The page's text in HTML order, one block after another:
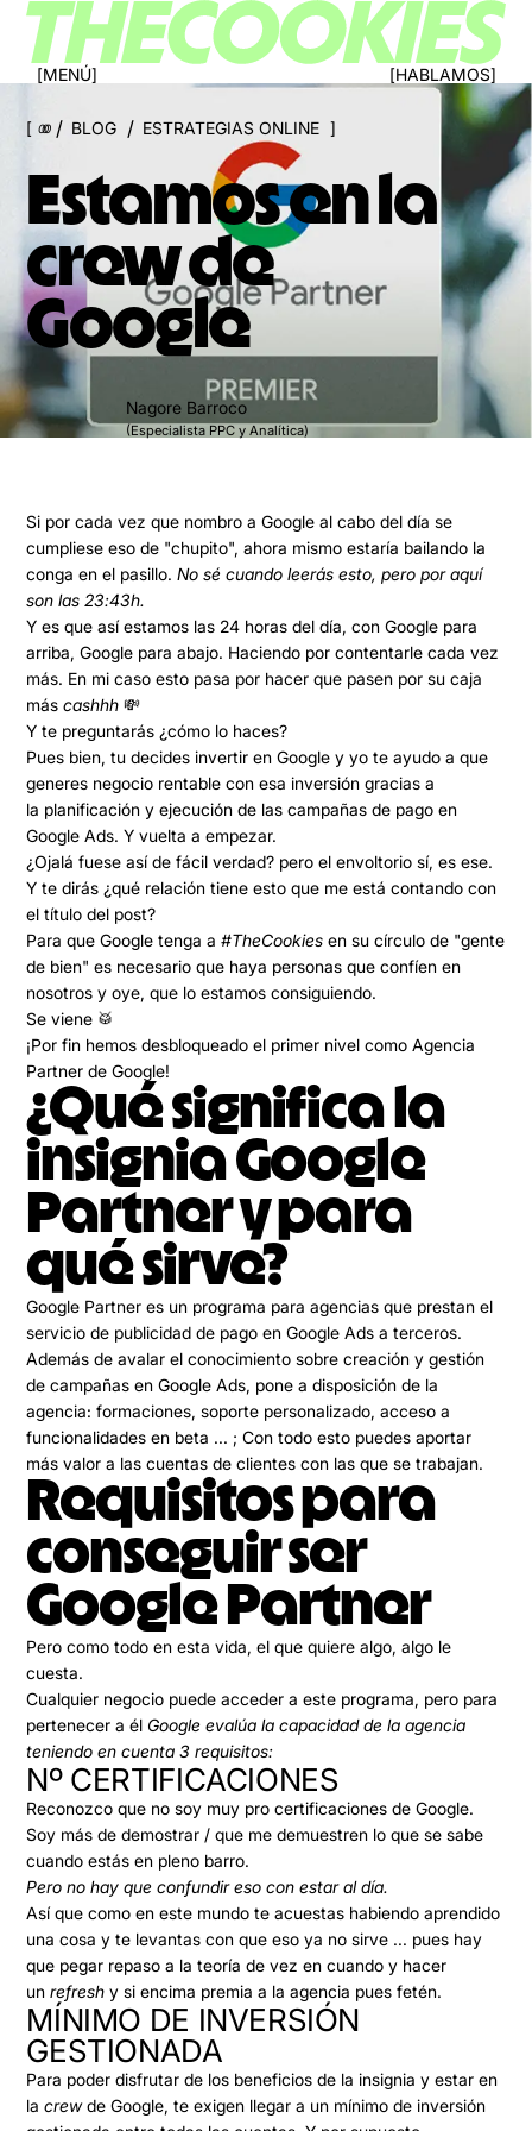
MENÚ HABLAMOS
000 / BLOG / ESTRATEGIAS ONLINE
Estamos en la
crew de
Google
Nagore Barroco
(Especialista PPC y Analítica)
Si por cada vez que nombro a Google al cabo del día se
cumpliese eso de "chupito", ahora mismo estaría bailando la
conga en el pasillo.No sé cuando leerás esto, pero por aquí
son las 23:43h.
Y es que así estamos las 24 horas del día, con Google para
arriba, Google para abajo. Haciendo por contentarle cada vez
más. En mi caso esto pasa por hacer que pasen por su caja
máscashhh 💸
Y te preguntarás ¿cómo lo haces?
Pues bien, tu decides invertir en Google y yo te ayudo a que
generes negocio rentable con esa inversión gracias a
la planificación y ejecución de las campañas de pago en
Google Ads. Y vuelta a empezar.
¿Ojalá fuese así de fácil verdad? pero el envoltorio sí, es ese.
Y te dirás ¿qué relación tiene esto que me está contando con
el título del post?
Para que Google tenga a#TheCookiesen su círculo de "gente
de bien" es necesario que haya personas que confíen en
nosotros y oye, que lo estamos consiguiendo.
Se viene 🥁
¡Por fin hemos desbloqueado el primer nivel como Agencia
Partner de Google!
¿Qué significa la
insignia Google
Partner y para
qué sirve?
Google Partner es un programa para agencias que prestan el
servicio de publicidad de pago en Google Adsa terceros.
Además de avalar el conocimiento sobre creación y gestión
de campañas en Google Ads, pone a disposición de la
agencia: formaciones, soporte personalizado, acceso a
funcionalidades en beta ... ; Con todo esto puedes aportar
más valor a las cuentas de clientes con las que se trabajan.
Requisitos para
conseguir ser
Google Partner
Pero como todo en esta vida, el que quiere algo, algo le
cuesta.
Cualquier negocio puede acceder a este programa, pero para
pertenecer a él Google evalúa la capacidad de la agencia
teniendo en cuenta 3 requisitos:
Nº CERTIFICACIONES
Reconozco que no soy muy pro certificaciones de Google.
Soy más de demostrar / que me demuestren lo que se sabe
cuando estás en pleno barro.
Pero no hay que confundir eso con estar al día.
Así que como en este mundo te acuestas habiendo aprendido
una cosa y te levantas con que eso ya no sirve ... pues hay
que pegar repaso a la teoría de vez en cuando y hacer
unrefresh y si encima premia a la agencia pues fetén.
MÍNIMO DE INVERSIÓN
GESTIONADA
Para poder disfrutar de los beneficios de la insignia y estar en
lacrewde Google, te exigen llegar a un mínimo de inversión